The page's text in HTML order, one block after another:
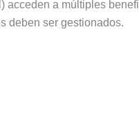
) acceden a múltiples
deben ser gestionados.